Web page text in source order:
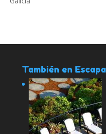
También en